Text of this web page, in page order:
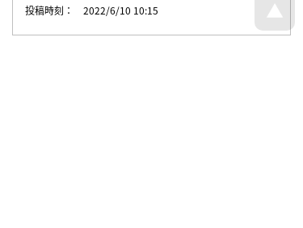
投稿時刻
2022/6/10 10:15